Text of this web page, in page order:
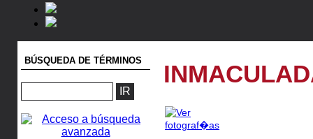
BÚSQUEDA DE TÉRMINOS